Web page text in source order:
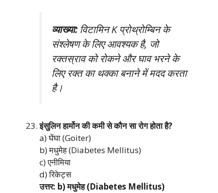
व्याख्या:विटामिन K प्रोथ्रोम्बिन के
संश्लेषण के लिए आवश्यक है, जो
रक्तस्राव को रोकने और घाव भरने के
लिए रक्त का थक्का बनाने में मदद करता
है।
इंसुलिन हार्मोन की कमी से कौन सा रोग होता है?
a) घेंघा (Goiter)
b) मधुमेह (Diabetes Mellitus)
c) एनीमिया
d) रिकेट्स
उत्तर: b) मधुमेह (Diabetes Mellitus)